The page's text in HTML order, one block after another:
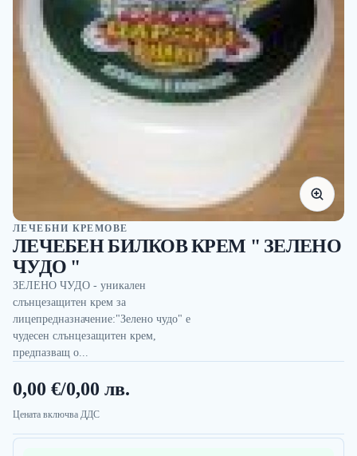
ЛЕЧЕБНИ КРЕМОВЕ
ЛЕЧЕБЕН БИЛКОВ КРЕМ " ЗЕЛЕНО
ЧУДО "
ЗЕЛЕНО ЧУДО - уникален
слънцезащитен крем за
лицепредназначение:"Зелено чудо" е
чудесен слънцезащитен крем,
предпазващ о...
0,00 €/0,00 лв.
Цената включва ДДС